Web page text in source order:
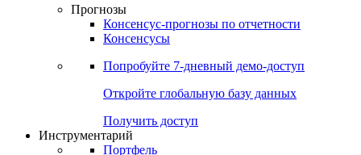
Прогнозы
Консенсус-прогнозы по отчетности
Консенсусы
Попробуйте 7-дневный демо-доступ
Откройте глобальную базу данных
Получить доступ
Инструментарий
Портфель